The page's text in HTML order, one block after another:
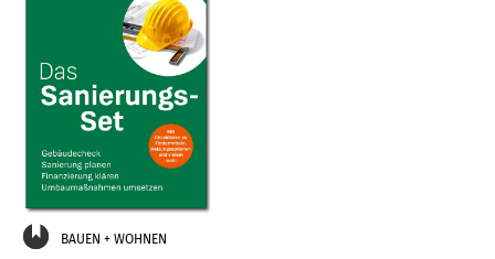
BAUEN + WOHNEN